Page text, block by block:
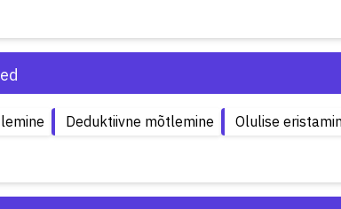
Deduktiivne mõtlemine Olulise